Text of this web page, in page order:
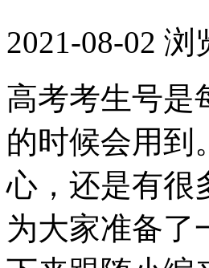
2021-08-02 浏
高考考生号是
的时候会用到
心，还是有很
为大家准备了